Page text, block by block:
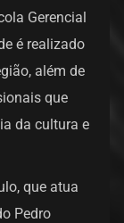
Gerencial
é realizado
além de
que
da cultura e
que atua
Pedro